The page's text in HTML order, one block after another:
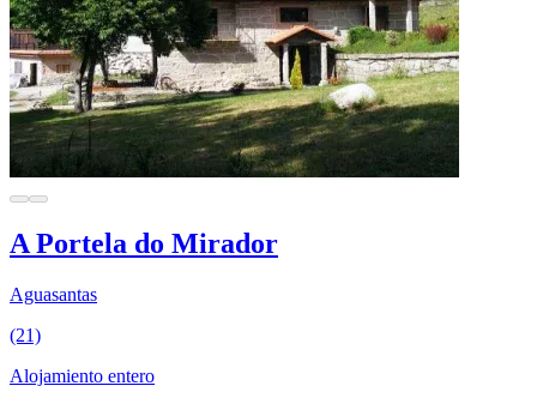
A Portela do Mirador
Aguasantas
(21)
Alojamiento entero